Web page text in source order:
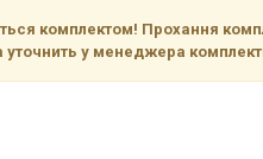
комплектом! Прохання
уточнить у менеджера